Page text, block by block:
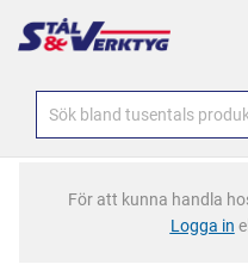
För att kunna handla
Logga in